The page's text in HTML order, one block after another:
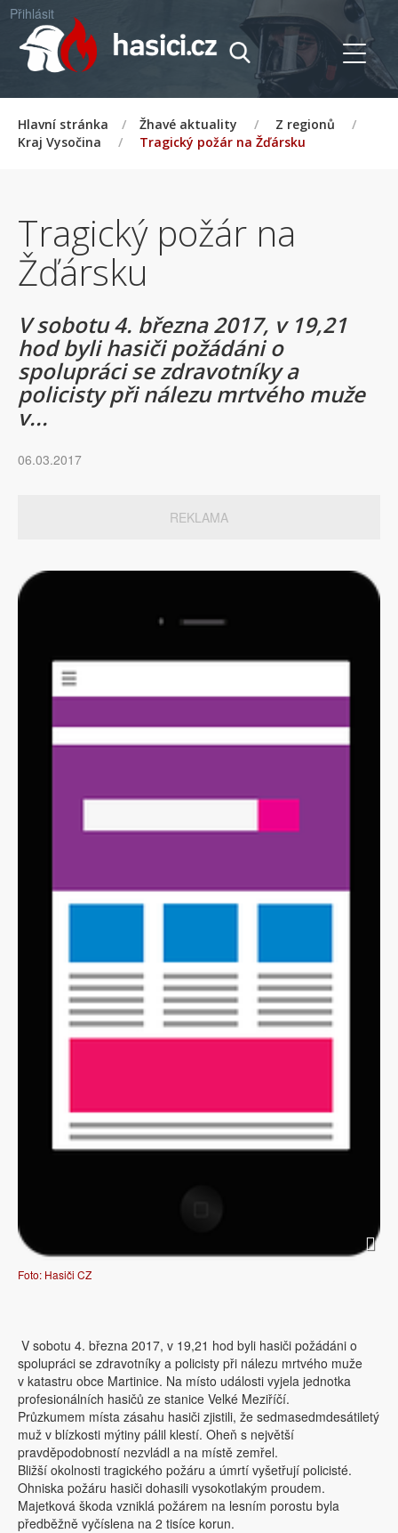
Přihlásit
Hlavní stránka / Žhavé aktuality / Z regionů
/
Kraj Vysočina
/ Tragický požár na Žďársku
Tragický požár na
Žďársku
V sobotu 4. března 2017, v 19,21
hod byli hasiči požádáni o
spolupráci se zdravotníky a
policisty při nálezu mrtvého muže
v...
06.03.2017
REKLAMA
Foto: Hasiči CZ
V sobotu 4. března 2017, v 19,21 hod byli hasiči požádáni o
spolupráci se zdravotníky a policisty při nálezu mrtvého muže
v katastru obce Martinice. Na místo události vyjela jednotka
profesionálních hasičů ze stanice Velké Meziříčí.
Průzkumem místa zásahu hasiči zjistili, že sedmasedmdesátiletý
muž v blízkosti mýtiny pálil klestí. Oheň s největší
pravděpodobností nezvládl a na místě zemřel.
Bližší okolnosti tragického požáru a úmrtí vyšetřují policisté.
Ohniska požáru hasiči dohasili vysokotlakým proudem.
Majetková škoda vzniklá požárem na lesním porostu byla
předběžně vyčíslena na 2 tisíce korun.